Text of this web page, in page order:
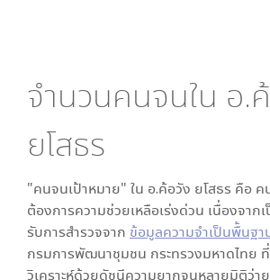
จำนวนคนจนใน อ.
ยโสธร
"คนจนเป้าหมาย" ใน อ.ค้อวัง ยโสธร คือ ค
ต้องการความช่วยเหลือเร่งด่วน เนื่องจาก
รับการสำรวจจาก ข้อมูลความจำเป็นพื้นฐา
กรมการพัฒนาชุมชน กระทรวงมหาดไทย
วิเคราะห์ด้วยดัชนีความยากจนหลายมิติว่า